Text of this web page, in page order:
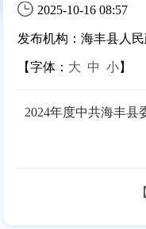
2025-10-16 08:57
发布机构：海丰县人
【字体： 大 中 小】
2024年度中共海丰县